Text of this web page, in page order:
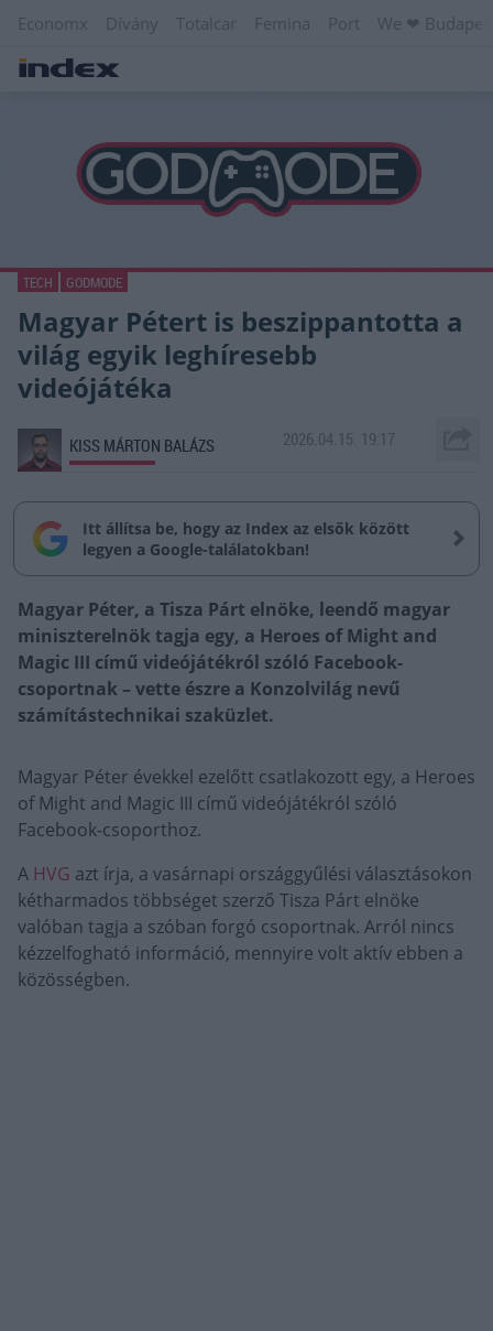
Economx Dívány Totalcar Femina Port We ❤︎
TECH GODMODE
Magyar Pétert is beszippantotta a
világ egyik leghíresebb
videójátéka
KISS MÁRTON BALÁZS 2026.04.15. 19:17
Itt állítsa be, hogy az Index az elsők között
legyen a Google-találatokban!
Magyar Péter, a Tisza Párt elnöke, leendő magyar
miniszterelnök tagja egy, a Heroes of Might and
Magic III című videójátékról szóló Facebook-
csoportnak – vette észre a Konzolvilág nevű
számítástechnikai szaküzlet.
Magyar Péter évekkel ezelőtt csatlakozott egy, a Heroes
of Might and Magic III című videójátékról szóló
Facebook-csoporthoz.
A HVG azt írja, a vasárnapi országgyűlési választásokon
kétharmados többséget szerző Tisza Párt elnöke
valóban tagja a szóban forgó csoportnak. Arról nincs
kézzelfogható információ, mennyire volt aktív ebben a
közösségben.